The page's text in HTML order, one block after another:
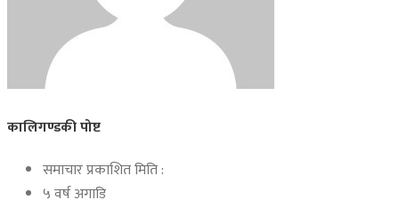
कालिगण्डकी पोष्ट
समाचार प्रकाशित मिति :
५ वर्ष अगाडि